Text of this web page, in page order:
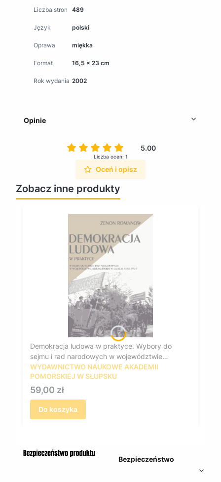
Liczba stron 489
Język polski
Oprawa miękka
Format 16,5 x 23 cm
Rok wydania 2002
Opinie
5.00
Liczba ocen: 1
Oceń i opisz
Zobacz inne produkty
Demokracja ludowa w praktyce. Wybory do
sejmu i rad narodowych w województwie
koszalińskim w latach 1950-1975
WYDAWNICTWO NAUKOWE AKADEMII
POMORSKIEJ W SŁUPSKU
Cena
59,00 zł
Do koszyka
Bezpieczeństwo